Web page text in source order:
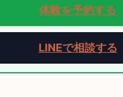
体験を予約する
LINEで相談する